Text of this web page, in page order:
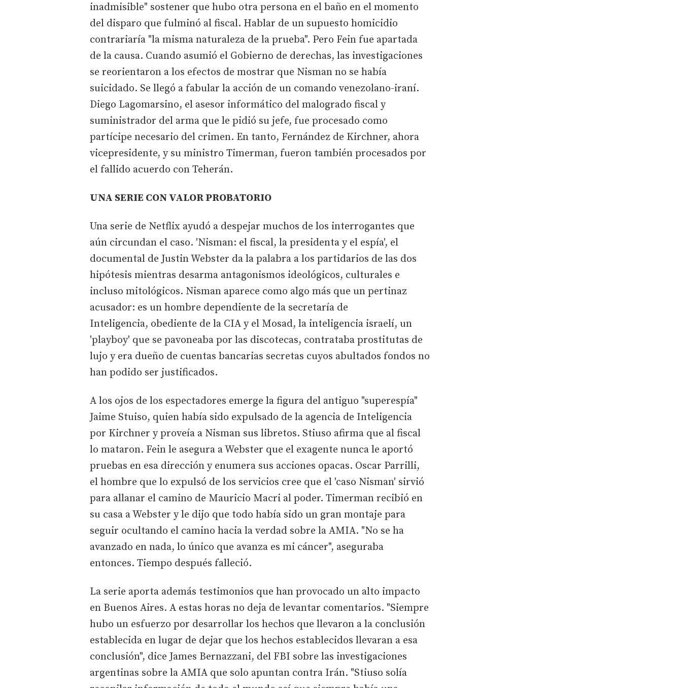
inadmisible" sostener que hubo otra persona en el baño en el momento
del disparo que fulminó al fiscal. Hablar de un supuesto homicidio
contrariaría "la misma naturaleza de la prueba". Pero Fein fue apartada
de la causa. Cuando asumió el Gobierno de derechas, las investigaciones
se reorientaron a los efectos de mostrar que Nisman no se había
suicidado. Se llegó a fabular la acción de un comando venezolano-iraní.
Diego Lagomarsino, el asesor informático del malogrado fiscal y
suministrador del arma que le pidió su jefe, fue procesado como
partícipe necesario del crimen. En tanto, Fernández de Kirchner, ahora
vicepresidente, y su ministro Timerman, fueron también procesados por
el fallido acuerdo con Teherán.
UNA SERIE CON VALOR PROBATORIO
Una serie de Netflix ayudó a despejar muchos de los interrogantes que
aún circundan el caso. 'Nisman: el fiscal, la presidenta y el espía', el
documental de Justin Webster da la palabra a los partidarios de las dos
hipótesis mientras desarma antagonismos ideológicos, culturales e
incluso mitológicos. Nisman aparece como algo más que un pertinaz
acusador: es un hombre dependiente de la secretaría de
Inteligencia, obediente de la CIA y el Mosad, la inteligencia israelí, un
'playboy' que se pavoneaba por las discotecas, contrataba prostitutas de
lujo y era dueño de cuentas bancarias secretas cuyos abultados fondos no
han podido ser justificados.
A los ojos de los espectadores emerge la figura del antiguo "superespía"
Jaime Stuiso, quien había sido expulsado de la agencia de Inteligencia
por Kirchner y proveía a Nisman sus libretos. Stiuso afirma que al fiscal
lo mataron. Fein le asegura a Webster que el exagente nunca le aportó
pruebas en esa dirección y enumera sus acciones opacas. Oscar Parrilli,
el hombre que lo expulsó de los servicios cree que el 'caso Nisman' sirvió
para allanar el camino de Mauricio Macri al poder. Timerman recibió en
su casa a Webster y le dijo que todo había sido un gran montaje para
seguir ocultando el camino hacia la verdad sobre la AMIA. "No se ha
avanzado en nada, lo único que avanza es mi cáncer", aseguraba
entonces. Tiempo después falleció.
La serie aporta además testimonios que han provocado un alto impacto
en Buenos Aires. A estas horas no deja de levantar comentarios. "Siempre
hubo un esfuerzo por desarrollar los hechos que llevaron a la conclusión
establecida en lugar de dejar que los hechos establecidos llevaran a esa
conclusión", dice James Bernazzani, del FBI sobre las investigaciones
argentinas sobre la AMIA que solo apuntan contra Irán. "Stiuso solía